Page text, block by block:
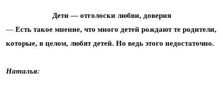
Дети — отголоски любви, доверия
— Есть такое мнение, что много детей рождают те родители,
которые, в целом, любят детей. Но ведь этого недостаточно.
Наталья: